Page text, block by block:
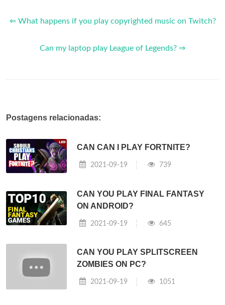
⇐ What happens if you play copyrighted music on Twitch?
Can my laptop play League of Legends? ⇒
Postagens relacionadas:
CAN CAN I PLAY FORTNITE?
2021-09-19 739
CAN YOU PLAY FINAL FANTASY
ON ANDROID?
2021-09-19 645
CAN YOU PLAY SPLITSCREEN
ZOMBIES ON PC?
2021-09-19 1051